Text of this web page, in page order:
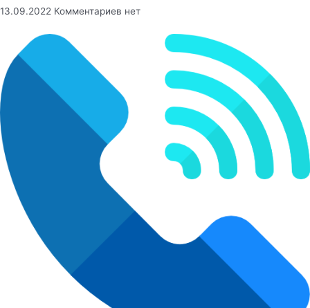
13.09.2022 Комментариев нет